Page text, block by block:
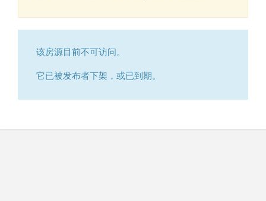
该房源目前不可访问。
它已被发布者下架，或已到期。